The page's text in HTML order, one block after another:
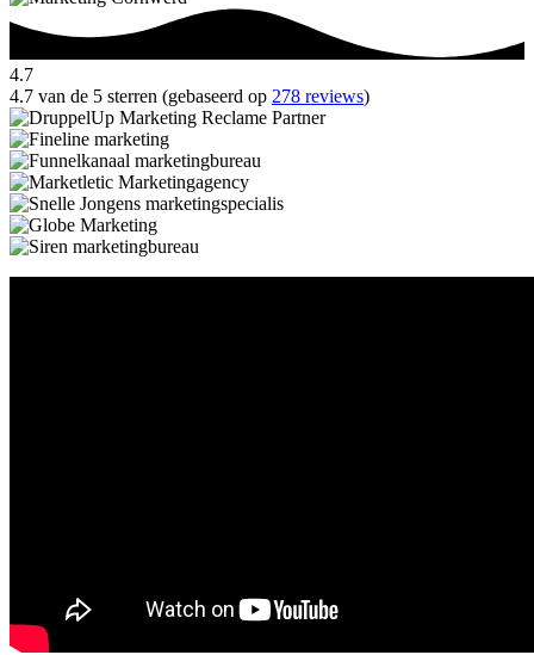
4.7
4.7 van de 5 sterren (gebaseerd op 278 reviews)